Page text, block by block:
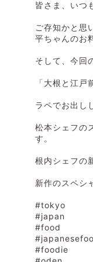
皆さま、いつ
ご存知かと思
平ちゃんのお
そして、今回
「大根と江戸
ラペでお出し
松本シェフの
す。
根内シェフの
新作のスペシ
#tokyo
#japan
#food
#foodie